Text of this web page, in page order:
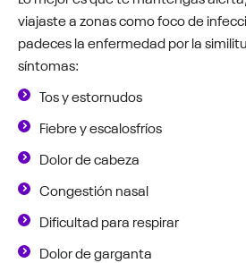
viajaste a zonas como foco de
padeces la enfermedad por la
síntomas:
Tos y estornudos
Fiebre y escalosfríos
Dolor de cabeza
Congestión nasal
Dificultad para respirar
Dolor de garganta